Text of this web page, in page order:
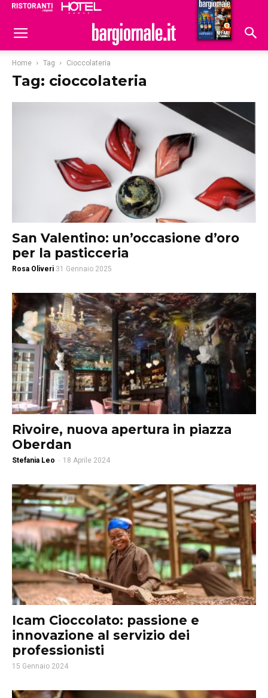
Hoteldomani
Home Tag Cioccolateria
Tag: cioccolateria
San Valentino: un’occasione d’oro
per la pasticceria
Rosa Oliveri 31 Gennaio 2025
Rivoire, nuova apertura in piazza
Oberdan
Stefania Leo - 18 Aprile 2024
Icam Cioccolato: passione e
innovazione al servizio dei
professionisti
15 Gennaio 2024